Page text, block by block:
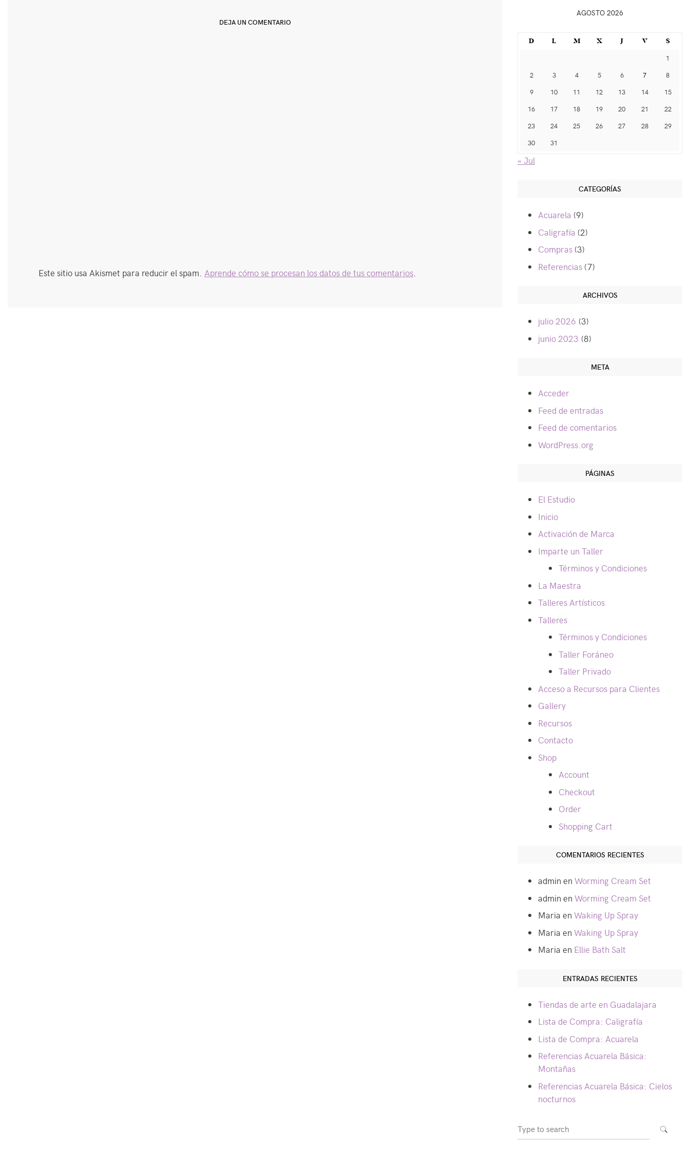
DEJA UN COMENTARIO
Este sitio usa Akismet para reducir el spam. Aprende cómo se procesan los datos de tus comentarios
AGOSTO 2026
D L M X J V
S
1
2
3 4 5 6 7
8
9
10 11 12 13 14
15
16
17 18 19 20 21
22
23
24 25 26 27 28
29
30
31
« Jul
CATEGORÍAS
Acuarela (9)
Caligrafía (2)
Compras (3)
Referencias (7)
ARCHIVOS
julio 2026 (3)
junio 2023 (8)
META
Acceder
Feed de entradas
Feed de comentarios
WordPress.org
PÁGINAS
El Estudio
Inicio
Activación de Marca
Imparte un Taller
Términos y Condiciones
La Maestra
Talleres Artísticos
Talleres
Términos y Condiciones
Taller Foráneo
Taller Privado
Acceso a Recursos para Clientes
Gallery
Recursos
Contacto
Shop
Account
Checkout
Order
Shopping Cart
COMENTARIOS RECIENTES
admin en Worming Cream Set
admin en Worming Cream Set
Maria en Waking Up Spray
Maria en Waking Up Spray
Maria en Ellie Bath Salt
ENTRADAS RECIENTES
Tiendas de arte en Guadalajara
Lista de Compra: Caligrafía
Lista de Compra: Acuarela
Referencias Acuarela Básica:
Montañas
Referencias Acuarela Básica: Cielos
nocturnos
Search
for:
SEARCH